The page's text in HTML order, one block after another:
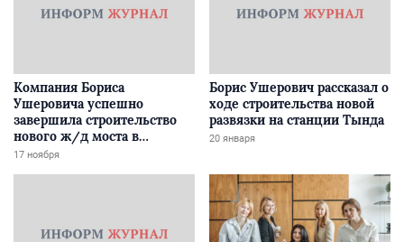
Компания Бориса
Ушеровича успешно
завершила строительство
нового ж/д моста в
Забайкалье
17 ноября
Борис Ушерович рассказал о
ходе строительства новой
развязки на станции Тында
20 января